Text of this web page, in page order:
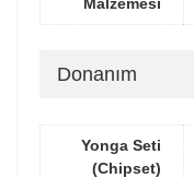
Donanım
Yonga Seti
(Chipset)